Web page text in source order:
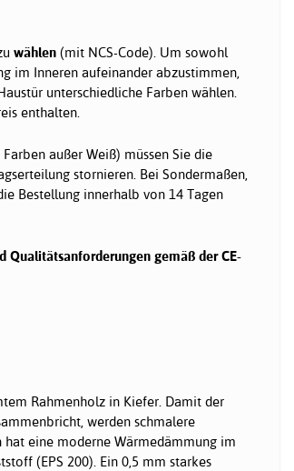
wählen (mit NCS-Code). Um sowohl
im Inneren aufeinander abzustimmen,
unterschiedliche Farben wählen.
enthalten.
außer Weiß) müssen Sie die
stornieren. Bei Sondermaßen,
Bestellung innerhalb von 14 Tagen
Qualitätsanforderungen gemäß der CE-
Rahmenholz in Kiefer. Damit der
werden schmalere
eine moderne Wärmedämmung im
(EPS 200). Ein 0,5 mm starkes